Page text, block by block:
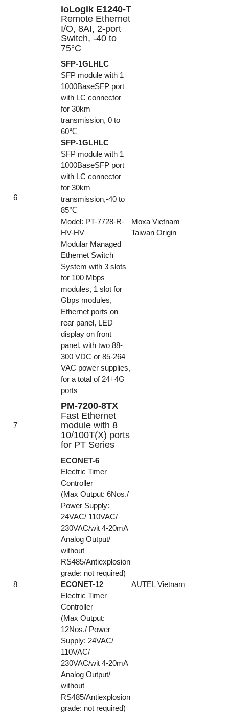
6
ioLogik E1240-T
Remote Ethernet
I/O, 8AI, 2-port
Switch, -40 to
75°C
Moxa Vietnam
Taiwan Origin
SFP-1GLHLC
SFP module with 1
1000BaseSFP port
with LC connector
for 30km
transmission, 0 to
60℃
SFP-1GLHLC
SFP module with 1
1000BaseSFP port
with LC connector
for 30km
transmission,-40 to
85℃
Model: PT-7728-R-
HV-HV
Modular Managed
Ethernet Switch
System with 3 slots
for 100 Mbps
modules, 1 slot for
Gbps modules,
Ethernet ports on
rear panel, LED
display on front
panel, with two 88-
300 VDC or 85-264
VAC power supplies,
for a total of 24+4G
ports
7
PM-7200-8TX
Fast Ethernet
module with 8
10/100T(X) ports
for PT Series
8
ECONET-6
Electric Timer
Controller
(Max Output: 6Nos./
Power Supply:
24VAC/ 110VAC/
230VAC/wit 4-20mA
Analog Output/
without
RS485/Antiexplosion
grade: not required)
AUTEL Vietnam
ECONET-12
Electric Timer
Controller
(Max Output:
12Nos./ Power
Supply: 24VAC/
110VAC/
230VAC/wit 4-20mA
Analog Output/
without
RS485/Antiexplosion
grade: not required)